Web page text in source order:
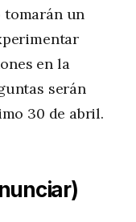
tomarán un
en la
serán
30 de abril.